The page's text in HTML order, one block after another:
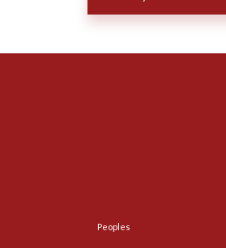
Peoples